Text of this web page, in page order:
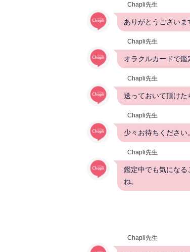
Chapli先生
ありがとうございま
Chapli先生
オラクルカードで
Chapli先生
送っておいて頂けた
Chapli先生
少々お待ちください。
Chapli先生
鑑定中でも気にな
ね。
Chapli先生